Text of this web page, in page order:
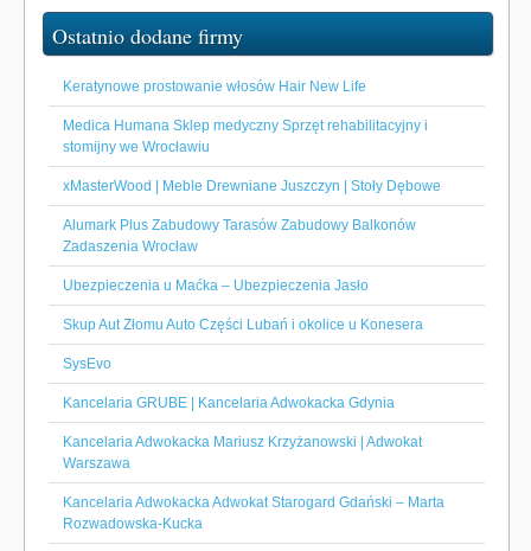
Ostatnio dodane firmy
Keratynowe prostowanie włosów Hair New Life
Medica Humana Sklep medyczny Sprzęt rehabilitacyjny i
stomijny we Wrocławiu
xMasterWood | Meble Drewniane Juszczyn | Stoły Dębowe
Alumark Plus Zabudowy Tarasów Zabudowy Balkonów
Zadaszenia Wrocław
Ubezpieczenia u Maćka – Ubezpieczenia Jasło
Skup Aut Złomu Auto Części Lubań i okolice u Konesera
SysEvo
Kancelaria GRUBE | Kancelaria Adwokacka Gdynia
Kancelaria Adwokacka Mariusz Krzyżanowski | Adwokat
Warszawa
Kancelaria Adwokacka Adwokat Starogard Gdański – Marta
Rozwadowska-Kucka